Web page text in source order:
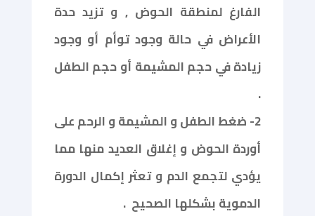
الفارغ لمنطقة الحوض , و تزيد حدة
الأعراض في حالة وجود توأم أو وجود
زيادة في حجم المشيمة أو حجم الطفل
.
2- ضغط الطفل و المشيمة و الرحم على
أوردة الحوض و إغلاق العديد منها مما
يؤدي لتجمع الدم و تعثر إكمال الدورة
الدموية بشكلها الصحيح .